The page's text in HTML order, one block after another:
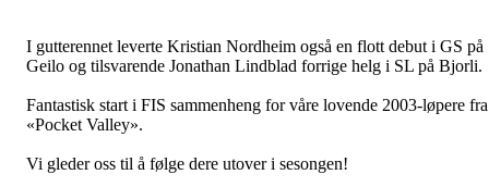
I gutterennet leverte Kristian Nordheim også en flott debut i GS på
Geilo og tilsvarende Jonathan Lindblad forrige helg i SL på Bjorli.
Fantastisk start i FIS sammenheng for våre lovende 2003-løpere fra
«Pocket Valley».
Vi gleder oss til å følge dere utover i sesongen!